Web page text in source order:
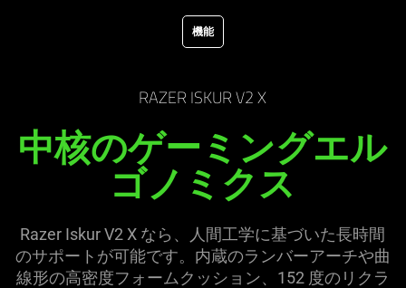
機能
RAZER ISKUR V2 X
中核のゲーミングエル
ゴノミ クス
Razer Iskur V2 X なら、人間工学に基づいた長時間
のサポートが可能です。内蔵のランバーアーチや曲
線形の高密度フォームクッション、152 度のリクラ